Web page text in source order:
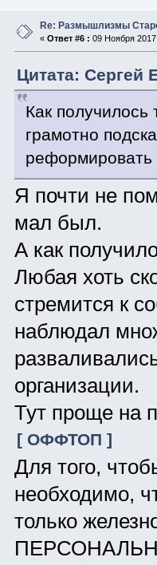
Re: Размышлизмы
« Ответ #6 : 09 Ноября
Цитата: Сергей
Как получилось
грамотно
реформировать
Я почти не
мал был.
А как
Любая хоть
стремится к
наблюдал
организации.
Тут проще на
[ ОФФТОП ]
Для того,
необходимо,
только